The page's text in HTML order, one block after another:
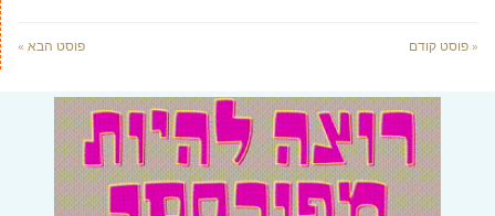
« פוסט קודם פוסט הבא »